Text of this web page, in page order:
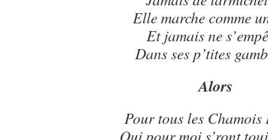
Elle marche comme
Et jamais ne
Dans ses p’tites
Alors
Pour tous les Chamois
Qui pour moi s’ront